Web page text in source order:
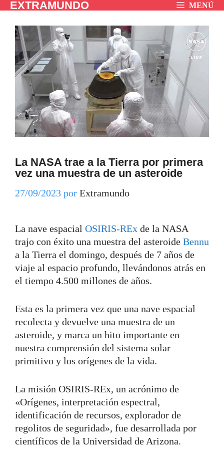
Saltar
contenido
EXTRAMUNDO MENÚ
La NASA trae a la Tierra por primera
vez una muestra de un asteroide
27/09/2023 por Extramundo
La nave espacial OSIRIS-REx de la NASA
trajo con éxito una muestra del asteroide Bennu
a la Tierra el domingo, después de 7 años de
viaje al espacio profundo, llevándonos atrás en
el tiempo 4.500 millones de años.
Esta es la primera vez que una nave espacial
recolecta y devuelve una muestra de un
asteroide, y marca un hito importante en
nuestra comprensión del sistema solar
primitivo y los orígenes de la vida.
La misión OSIRIS-REx, un acrónimo de
«Orígenes, interpretación espectral,
identificación de recursos, explorador de
regolitos de seguridad», fue desarrollada por
científicos de la Universidad de Arizona.